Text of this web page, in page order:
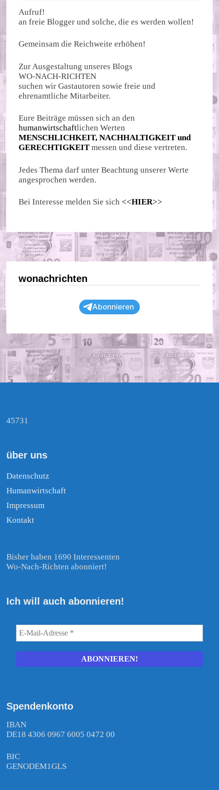
Aufruf!
an freie Blogger und solche, die es werden wollen!
Gemeinsam die Reichweite erhöhen!
Zur Ausgestaltung unseres Blogs
WO-NACH-RICHTEN
suchen wir Gastautoren sowie freie und
ehrenamtliche Mitarbeiter.
Eure Beiträge müssen sich an den
humanwirtschaftlichen Werten
MENSCHLICHKEIT, NACHHALTIGKEIT und
GERECHTIGKEIT messen und diese vertreten.
Jedes Thema darf unter Beachtung unserer Werte
angesprochen werden.
Bei Interesse melden Sie sich <<HIER>>
wonachrichten
Abonnieren
45731
über uns
Datenschutz
Humanwirtschaft
Impressum
Kontakt
Bisher haben 1690 Interessenten
Wo-Nach-Richten abonniert!
Ich will auch abonnieren!
Spendenkonto
IBAN
DE18 4306 0967 6005 0472 00
BIC
GENODEM1GLS